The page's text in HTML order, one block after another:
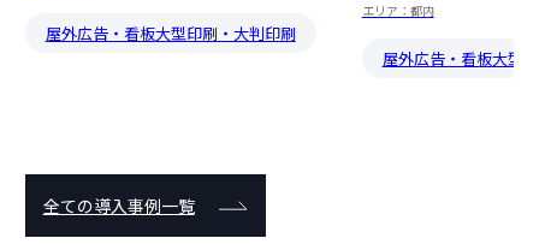
屋外広告・看板大型印刷・大判印刷
エリア：都内
屋外広告・看板大型
全ての導入事例一覧